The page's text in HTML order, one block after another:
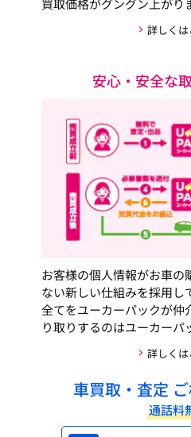
詳しくは
安心・安全な
お客様の個人情報がお車の
ない新しい仕組みを採用し
全てをユーカーパックが仲
り取りするのはユーカーパ
詳しくは
車買取・査定
通話料